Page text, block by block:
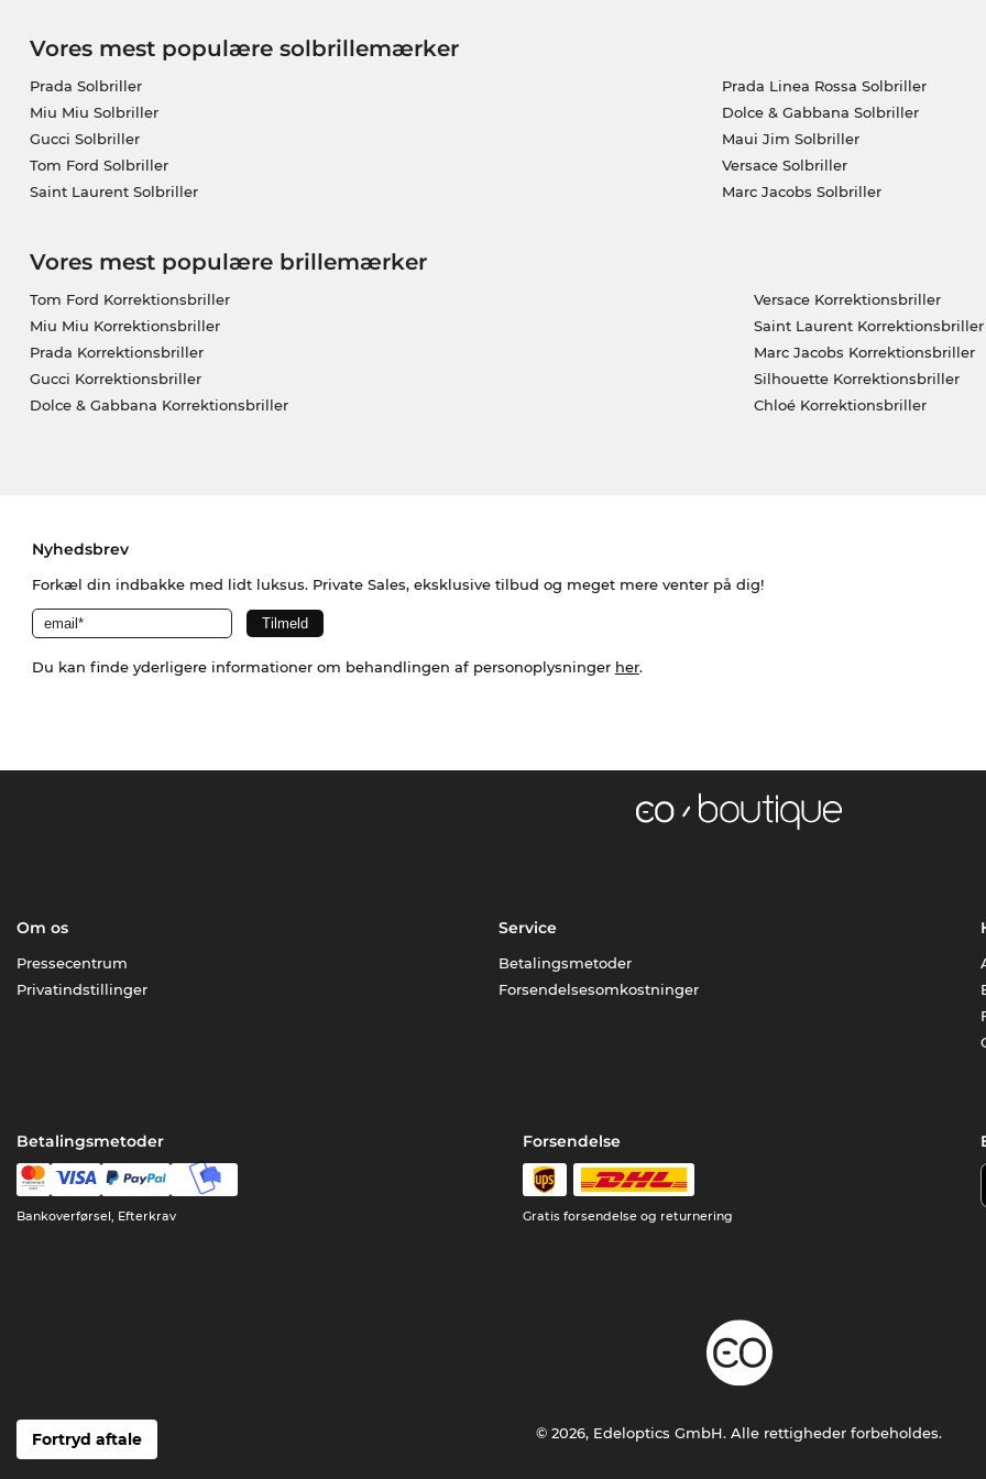
Vores mest populære solbrillemærker
Prada Solbriller
Miu Miu Solbriller
Gucci Solbriller
Tom Ford Solbriller
Saint Laurent Solbriller
Prada Linea Rossa Solbriller
Dolce & Gabbana Solbriller
Maui Jim Solbriller
Versace Solbriller
Marc Jacobs Solbriller
Vores mest populære brillemærker
Tom Ford Korrektionsbriller
Miu Miu Korrektionsbriller
Prada Korrektionsbriller
Gucci Korrektionsbriller
Dolce & Gabbana Korrektionsbriller
Versace Korrektionsbriller
Saint Laurent Korrektionsbriller
Marc Jacobs Korrektionsbriller
Silhouette Korrektionsbriller
Chloé Korrektionsbriller
Nyhedsbrev
Forkæl din indbakke med lidt luksus. Private Sales, eksklusive tilbud og meget mere venter på dig!
Du kan finde yderligere informationer om behandlingen af personoplysninger her.
Om os
Pressecentrum
Privatindstillinger
Service
Betalingsmetoder
Forsendelsesomkostninger
Betalingsmetoder
Bankoverførsel, Efterkrav
Forsendelse
Gratis forsendelse og returnering
Fortryd aftale © 2026, Edeloptics GmbH. Alle rettigheder forbeholdes.